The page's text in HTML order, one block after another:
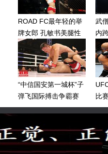
ROAD FC最年轻的举
牌女郎 孔敏书美腿性
感眼神清纯
武
内
“中信国安第一城杯”子
弹飞国际搏击争霸赛
比